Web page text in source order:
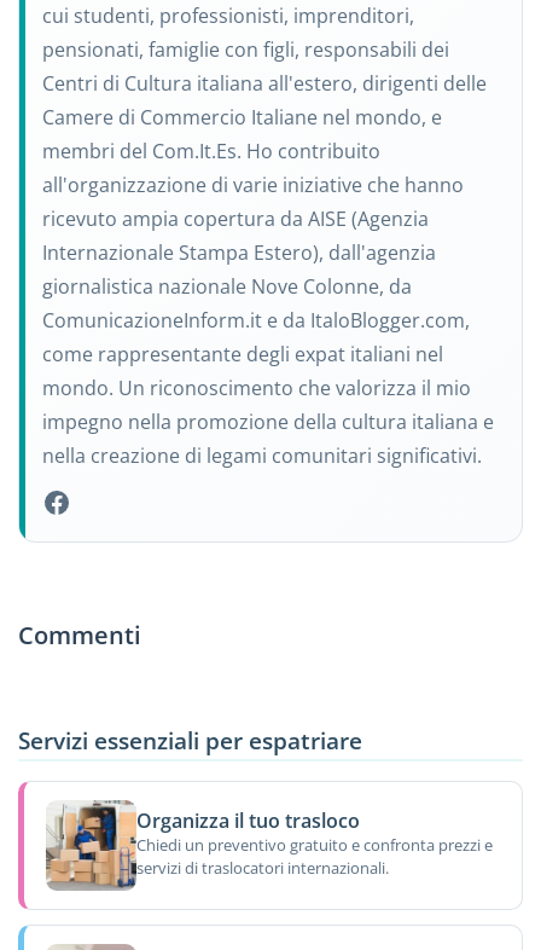
cui studenti, professionisti, imprenditori,
pensionati, famiglie con figli, responsabili dei
Centri di Cultura italiana all'estero, dirigenti delle
Camere di Commercio Italiane nel mondo, e
membri del Com.It.Es. Ho contribuito
all'organizzazione di varie iniziative che hanno
ricevuto ampia copertura da AISE (Agenzia
Internazionale Stampa Estero), dall'agenzia
giornalistica nazionale Nove Colonne, da
ComunicazioneInform.it e da ItaloBlogger.com,
come rappresentante degli expat italiani nel
mondo. Un riconoscimento che valorizza il mio
impegno nella promozione della cultura italiana e
nella creazione di legami comunitari significativi.
Commenti
Servizi essenziali per espatriare
Organizza il tuo trasloco
Chiedi un preventivo gratuito e confronta prezzi e
servizi di traslocatori internazionali.